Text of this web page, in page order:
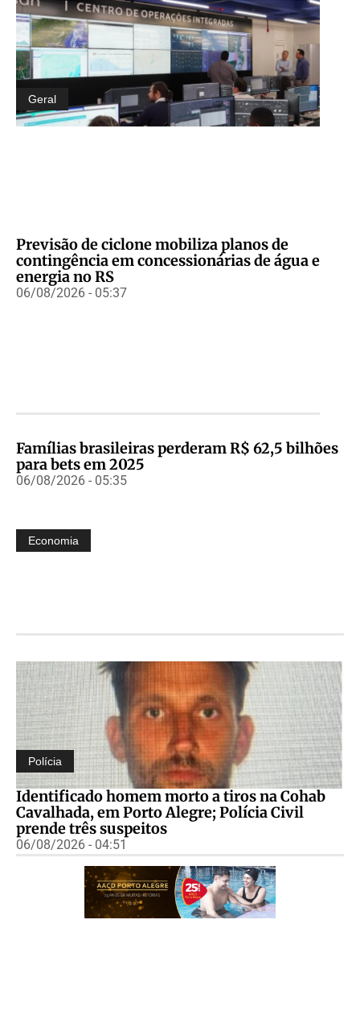
Geral
Previsão de ciclone mobiliza planos de
contingência em concessionárias de água e
energia no RS
06/08/2026 - 05:37
Economia
Famílias brasileiras perderam R$ 62,5 bilhões
para bets em 2025
06/08/2026 - 05:35
Polícia
Identificado homem morto a tiros na Cohab
Cavalhada, em Porto Alegre; Polícia Civil
prende três suspeitos
06/08/2026 - 04:51